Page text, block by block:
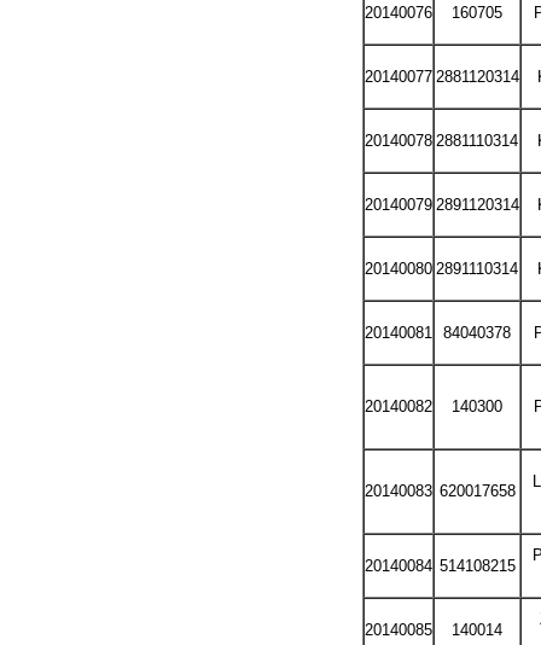
20140076 160705
20140077 2881120314
20140078 2881110314
20140079 2891120314
20140080 2891110314
20140081 84040378
20140082 140300
20140083 620017658
20140084 514108215
20140085 140014